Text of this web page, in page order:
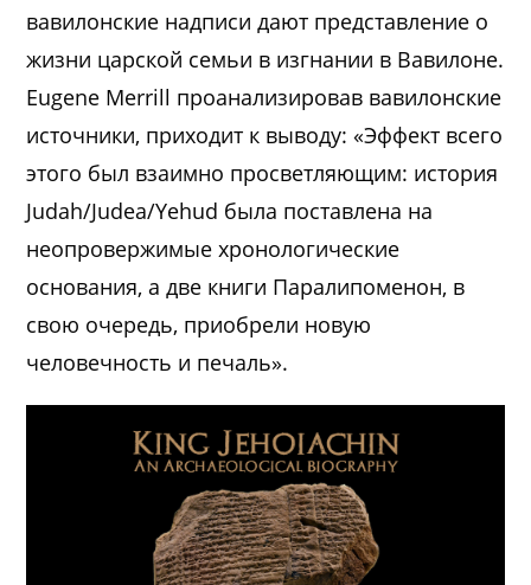
вавилонские надписи дают представление о
жизни царской семьи в изгнании в Вавилоне.
Eugene Merrill проанализировав вавилонские
источники, приходит к выводу: «Эффект всего
этого был взаимно просветляющим: история
Judah/Judea/Yehud была поставлена на
неопровержимые хронологические
основания, а две книги Паралипоменон, в
свою очередь, приобрели новую
человечность и печаль».